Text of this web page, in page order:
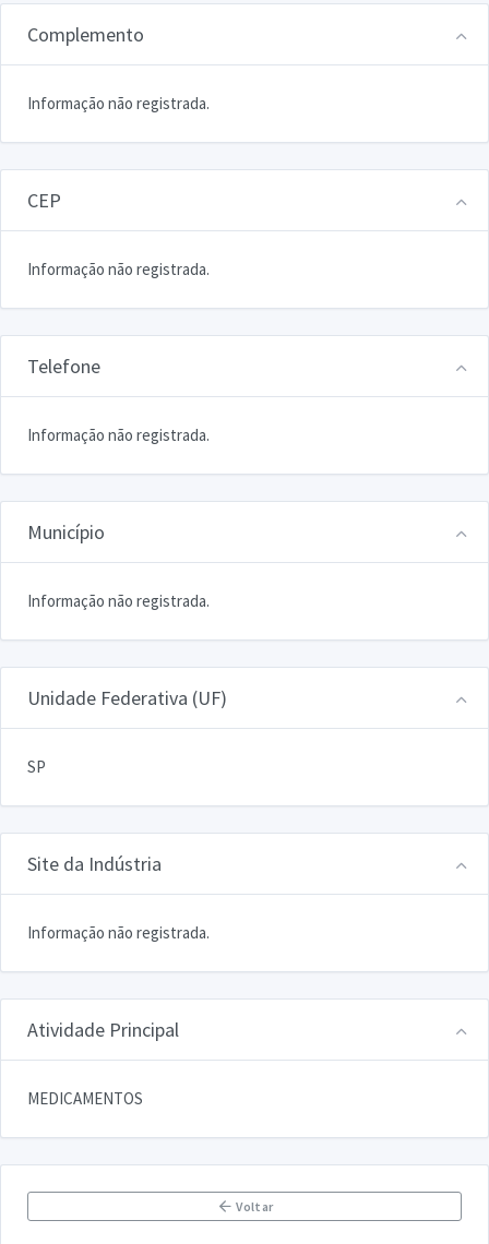
Complemento
Informação não registrada.
CEP
Informação não registrada.
Telefone
Informação não registrada.
Município
Informação não registrada.
Unidade Federativa (UF)
SP
Site da Indústria
Informação não registrada.
Atividade Principal
MEDICAMENTOS
Voltar